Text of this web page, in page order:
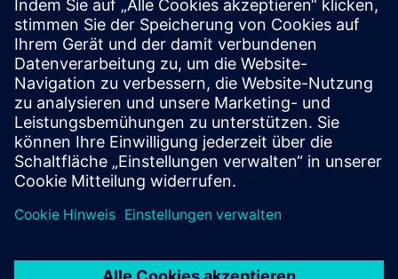
Anfrage Exklusivtraining
Haben Sie Bedarf an einem höheren Schulungsangebot und
brauchen ein exklusives Training – entweder vor Ort bei Ihnen,
virtuell oder in einem SITRAIN Trainingscenter? Nachdem Sie
uns Ihre persönlichen Daten und Ihren Trainingsbedarf
übermittelt haben, bekommen Sie von uns ein Angebot für eine
exklusive Schulung.
Exklusives Angebot anfragen